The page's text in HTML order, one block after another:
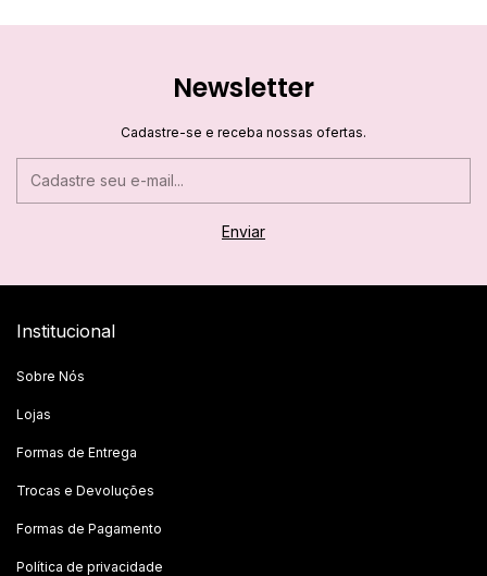
Newsletter
Cadastre-se e receba nossas ofertas.
Institucional
Sobre Nós
Lojas
Formas de Entrega
Trocas e Devoluções
Formas de Pagamento
Política de privacidade